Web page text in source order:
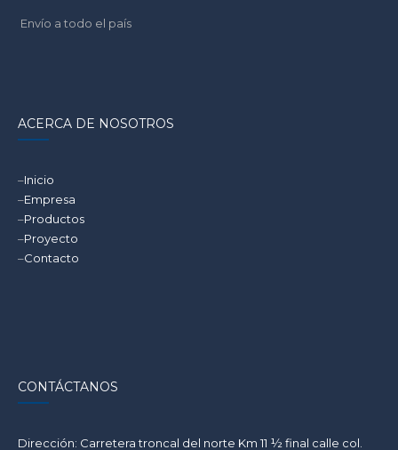
Envío a todo el país
ACERCA DE NOSOTROS
–Inicio
–Empresa
–Productos
–Proyecto
–Contacto
CONTÁCTANOS
Dirección: Carretera troncal del norte Km 11 ½ final calle col.